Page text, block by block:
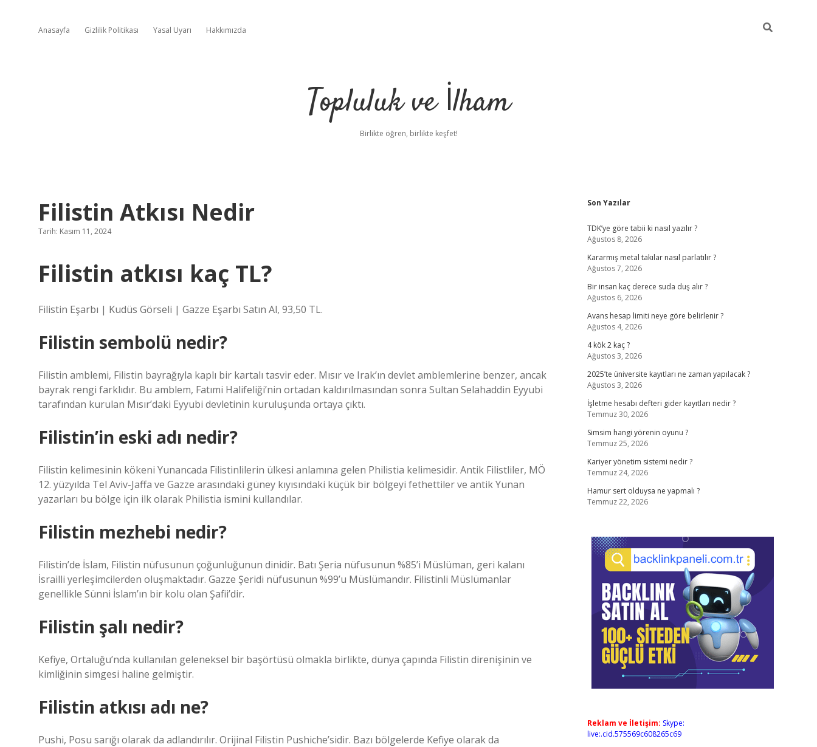
Anasayfa Gizlilik Politikası Yasal Uyarı Hakkımızda
Topluluk ve İlham
Birlikte öğren, birlikte keşfet!
Filistin Atkısı Nedir
Tarih: Kasım 11, 2024
Filistin atkısı kaç TL?
Filistin Eşarbı | Kudüs Görseli | Gazze Eşarbı Satın Al, 93,50 TL.
Filistin sembolü nedir?
Filistin amblemi, Filistin bayrağıyla kaplı bir kartalı tasvir eder. Mısır ve Irak’ın devlet amblemlerine benzer, ancak
bayrak rengi farklıdır. Bu amblem, Fatımi Halifeliği’nin ortadan kaldırılmasından sonra Sultan Selahaddin Eyyubi
tarafından kurulan Mısır’daki Eyyubi devletinin kuruluşunda ortaya çıktı.
Filistin’in eski adı nedir?
Filistin kelimesinin kökeni Yunancada Filistinlilerin ülkesi anlamına gelen Philistia kelimesidir. Antik Filistliler, MÖ
12. yüzyılda Tel Aviv-Jaffa ve Gazze arasındaki güney kıyısındaki küçük bir bölgeyi fethettiler ve antik Yunan
yazarları bu bölge için ilk olarak Philistia ismini kullandılar.
Filistin mezhebi nedir?
Filistin’de İslam, Filistin nüfusunun çoğunluğunun dinidir. Batı Şeria nüfusunun %85’i Müslüman, geri kalanı
İsrailli yerleşimcilerden oluşmaktadır. Gazze Şeridi nüfusunun %99’u Müslümandır. Filistinli Müslümanlar
genellikle Sünni İslam’ın bir kolu olan Şafii’dir.
Filistin şalı nedir?
Kefiye, Ortaluğu’nda kullanılan geleneksel bir başörtüsü olmakla birlikte, dünya çapında Filistin direnişinin ve
kimliğinin simgesi haline gelmiştir.
Filistin atkısı adı ne?
Pushi, Posu sarığı olarak da adlandırılır. Orijinal Filistin Pushiche’sidir. Bazı bölgelerde Kefiye olarak da
Sidebar
Son Yazılar
TDK’ye göre tabii ki nasıl yazılır ?
Ağustos 8, 2026
Kararmış metal takılar nasıl parlatılır ?
Ağustos 7, 2026
Bir insan kaç derece suda duş alır ?
Ağustos 6, 2026
Avans hesap limiti neye göre belirlenir ?
Ağustos 4, 2026
4 kök 2 kaç ?
Ağustos 3, 2026
2025’te üniversite kayıtları ne zaman yapılacak ?
Ağustos 3, 2026
İşletme hesabı defteri gider kayıtları nedir ?
Temmuz 30, 2026
Simsim hangi yörenin oyunu ?
Temmuz 25, 2026
Kariyer yönetim sistemi nedir ?
Temmuz 24, 2026
Hamur sert olduysa ne yapmalı ?
Temmuz 22, 2026
Reklam ve İletişim: Skype:
live:.cid.575569c608265c69